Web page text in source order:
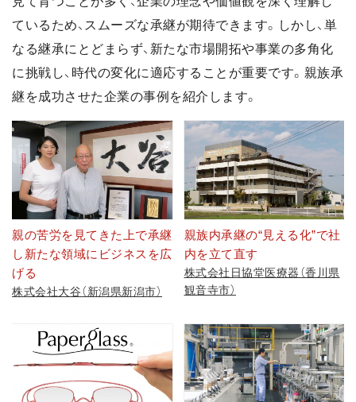
ているため、スムーズな承継が期待できます。しかし、単
なる継承にとどまらず、新たな市場開拓や事業の多角化
に挑戦し、時代の変化に適応することが重要です。親族承
継を成功させた企業の事例を紹介します。
親の苦労を見てきた上で承継
し新たな領域にビジネスを広
げる
株式会社大谷（新潟県新潟市）
親族内承継の“見える化”で社
内を立て直す
株式会社日協堂医療器（香川県
観音寺市）